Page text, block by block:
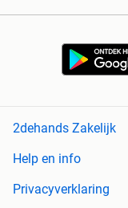
2dehands Zakelijk
Help en info
Privacyverklaring